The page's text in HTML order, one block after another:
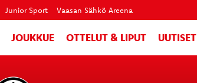
Junior Sport Vaasan Sähkö Areena
JOUKKUE OTTELUT & LIPUT UUTISET